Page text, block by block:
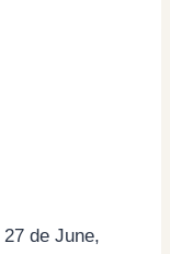
27 de June,